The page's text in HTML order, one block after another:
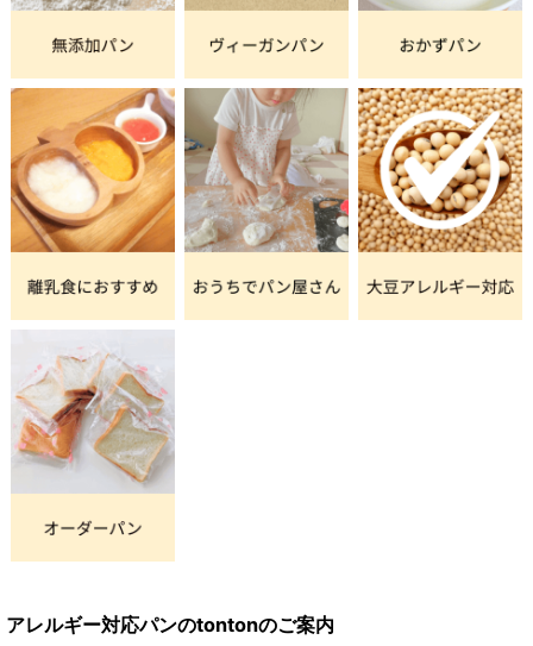
アレルギー対応パンのtontonのご案内